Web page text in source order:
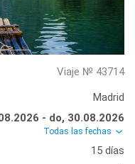
Viaje № 43714
Madrid
- do, 30.08.2026
Todas las fechas
15 días